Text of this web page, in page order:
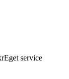
Eget service